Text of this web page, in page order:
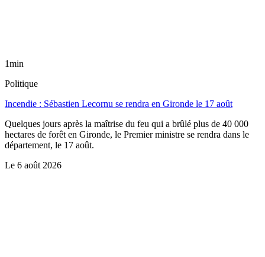
1min
Politique
Incendie : Sébastien Lecornu se rendra en Gironde le 17 août
Quelques jours après la maîtrise du feu qui a brûlé plus de 40 000
hectares de forêt en Gironde, le Premier ministre se rendra dans le
département, le 17 août.
Le 6 août 2026